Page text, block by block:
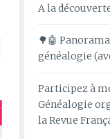
A la
🌳🤖
généalogie
Participez à
Généalogie
la Revue